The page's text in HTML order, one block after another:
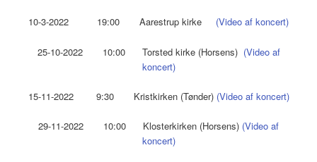
10-3-2022 19:00 Aarestrup kirke (Video af koncert)
25-10-2022 10:00 Torsted kirke (Horsens) (Video af
koncert)
15-11-2022 9:30 Kristkirken (Tønder) (Video af koncert)
29-11-2022 10:00 Klosterkirken (Horsens) (Video af
koncert)